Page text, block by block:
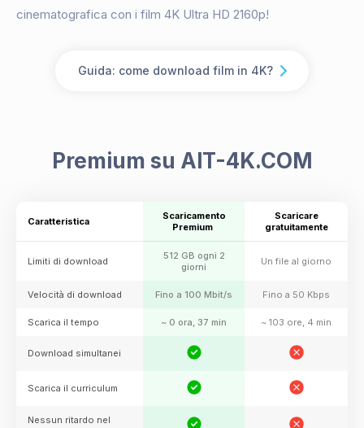
cinematografica con i film 4K Ultra HD 2160p!
Guida: come download film in 4K?
Premium su AlT-4K.COM
Caratteristica
Scaricamento
Premium
Scaricare
gratuitamente
Limiti di download
512 GB ogni 2
giorni
Un file al giorno
Velocità di download Fino a 100 Mbit/s Fino a 50 Kbps
Scarica il tempo ~ 0 ora, 37 min ~ 103 ore, 4 min
Download simultanei
Scarica il curriculum
Nessun ritardo nel